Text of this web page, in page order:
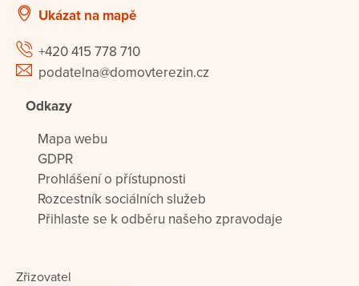
Ukázat na mapě
+420 415 778 710
podatelna@domovterezin.cz
Odkazy
Mapa webu
GDPR
Prohlášení o přístupnosti
Rozcestník sociálních služeb
Přihlaste se k odběru našeho zpravodaje
Zřizovatel